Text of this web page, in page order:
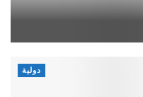
دولية